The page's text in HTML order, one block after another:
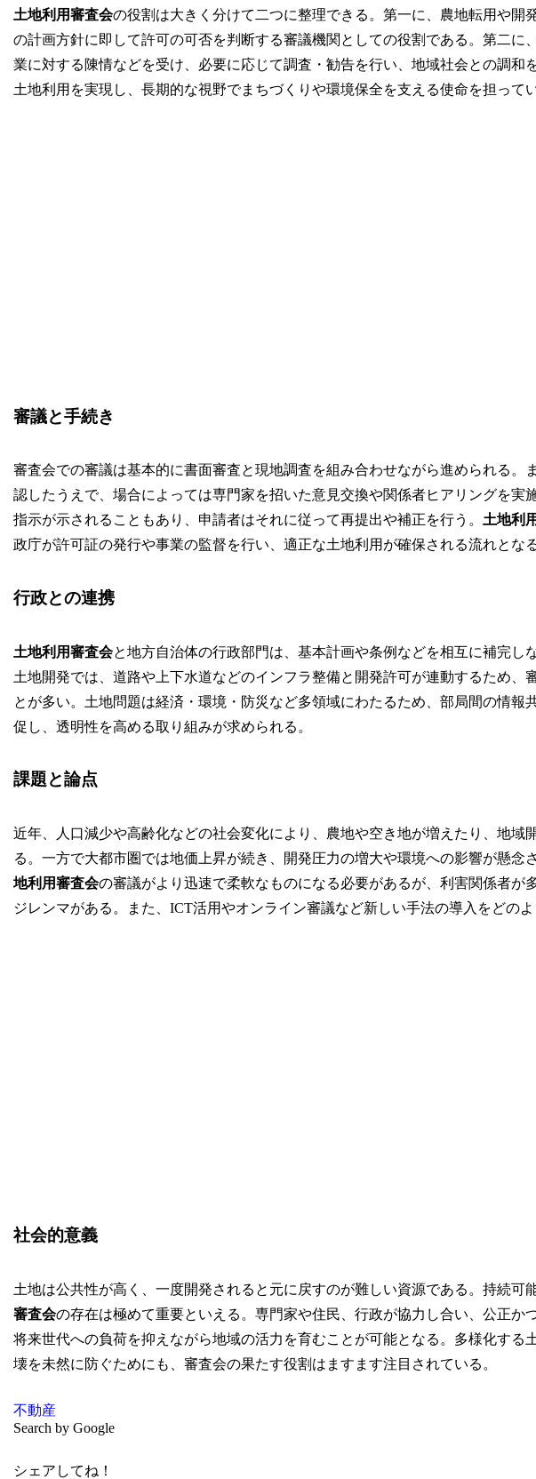
土地利用審査会の役割は大きく分けて二つに整理できる。第一に、農地転用や開
の計画方針に即して許可の可否を判断する審議機関としての役割である。第二に
業に対する陳情などを受け、必要に応じて調査・勧告を行い、地域社会との調和
土地利用を実現し、長期的な視野でまちづくりや環境保全を支える使命を担ってい
審議と手続き
審査会での審議は基本的に書面審査と現地調査を組み合わせながら進められる。
認したうえで、場合によっては専門家を招いた意見交換や関係者ヒアリングを実
指示が示されることもあり、申請者はそれに従って再提出や補正を行う。 土地利
政庁が許可証の発行や事業の監督を行い、適正な土地利用が確保される流れとなる
行政との連携
土地利用審査会と地方自治体の行政部門は、基本計画や条例などを相互に補完し
土地開発では、道路や上下水道などのインフラ整備と開発許可が連動するため、
とが多い。土地問題は経済・環境・防災など多領域にわたるため、部局間の情報
促し、透明性を高める取り組みが求められる。
課題と論点
近年、人口減少や高齢化などの社会変化により、農地や空き地が増えたり、地域
る。一方で大都市圏では地価上昇が続き、開発圧力の増大や環境への影響が懸念
地利用審査会の審議がより迅速で柔軟なものになる必要があるが、利害関係者が
ジレンマがある。また、ICT活用やオンライン審議など新しい手法の導入をどの
社会的意義
土地は公共性が高く、一度開発されると元に戻すのが難しい資源である。持続可
審査会の存在は極めて重要といえる。専門家や住民、行政が協力し合い、公正か
将来世代への負荷を抑えながら地域の活力を育むことが可能となる。多様化する
壊を未然に防ぐためにも、審査会の果たす役割はますます注目されている。
不動産
Search by Google
シェアしてね！